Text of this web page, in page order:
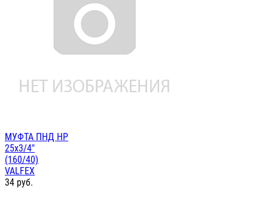
МУФТА ПНД НР
25х3/4"
(160/40)
VALFEX
34 руб.